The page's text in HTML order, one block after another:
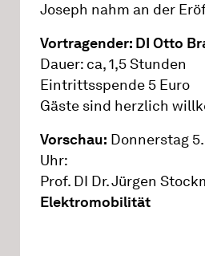
Joseph nahm an der
Vortragender: DI Otto
Dauer: ca, 1,5 Stunden
Eintrittsspende 5 Euro
Gäste sind herzlich
Vorschau: Donnerstag
Uhr:
Prof. DI Dr. Jürgen
Elektromobilität